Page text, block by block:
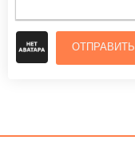
ОТПРАВИТЬ